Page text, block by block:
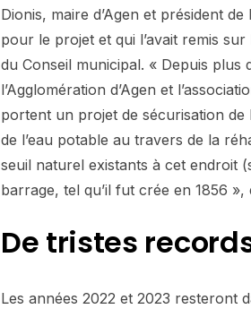
Dionis, maire d’Agen et président
pour le projet et qui l’avait remis
du Conseil municipal. « Depuis plus
l’Agglomération d’Agen et
portent un projet de sécurisation
de l’eau potable au travers de la
seuil naturel existants à cet endroit
barrage, tel qu’il fut crée en 1856 »,
De tristes
Les années 2022 et 2023 resteront